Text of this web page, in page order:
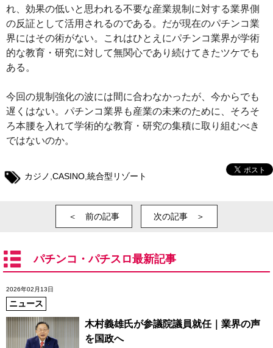
れ、効果の低いと思われる不要な産業規制に対する業界側
の反証として活用されるのである。だが現在のパチンコ業
界にはその術がない。これはひとえにパチンコ業界が学術
的な教育・研究に対して無関心であり続けてきたツケでも
ある。
今回の規制強化の波には間に合わなかったが、今からでも
遅くはない。パチンコ業界も産業の未来のために、そろそ
ろ本腰を入れて学術的な教育・研究の集積に取り組むべき
ではないのか。
カジノ CASINO 統合型リゾート
＜ 前の記事 次の記事 ＞
パチンコ・パチスロ最新記事
2026年02月13日
ニュース
木村義雄氏が参議院議員就任｜業界の声
を国政へ